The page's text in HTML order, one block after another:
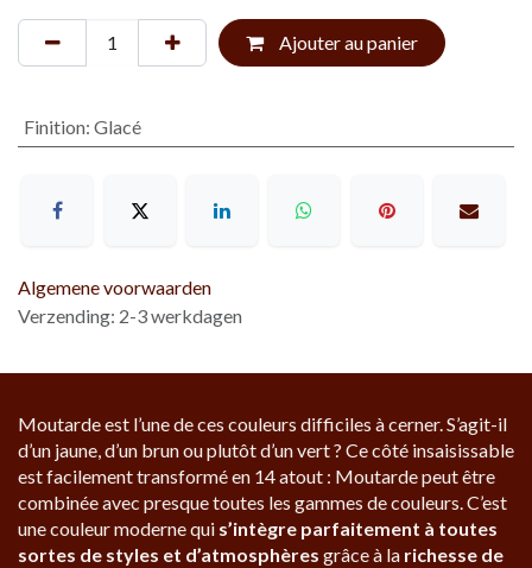
Ajouter au panier
Finition: Glacé
Algemene voorwaarden
Verzending: 2-3 werkdagen
Moutarde est l’une de ces couleurs difficiles à cerner. S’agit-il
d’un jaune, d’un brun ou plutôt d’un vert ? Ce côté insaisissable
est facilement transformé en 14 atout : Moutarde peut être
combinée avec presque toutes les gammes de couleurs. C’est
une couleur moderne qui s’intègre parfaitement à toutes
sortes de styles et d’atmosphères grâce à la richesse de